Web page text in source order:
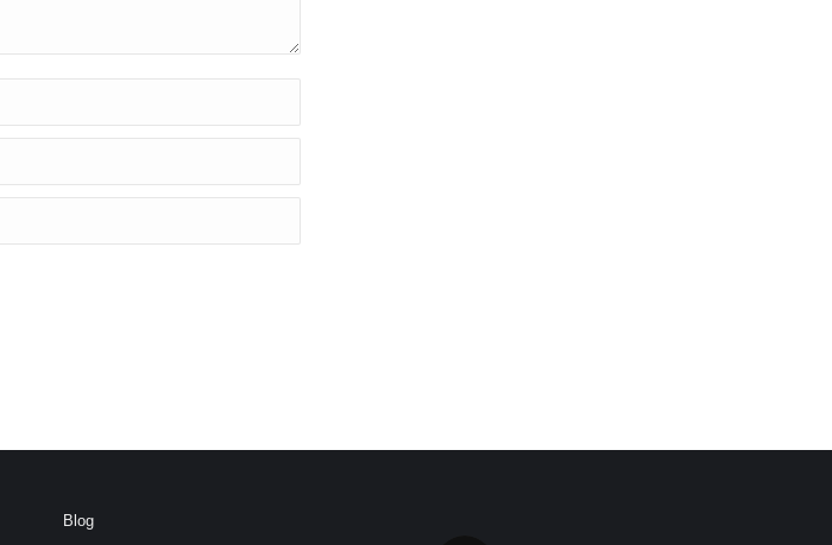
Blog